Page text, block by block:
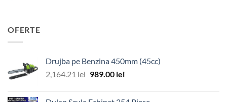
OFERTE
Drujba pe Benzina 450mm (45cc)
2,164.21lei Prețul
989.00 leiPrețul